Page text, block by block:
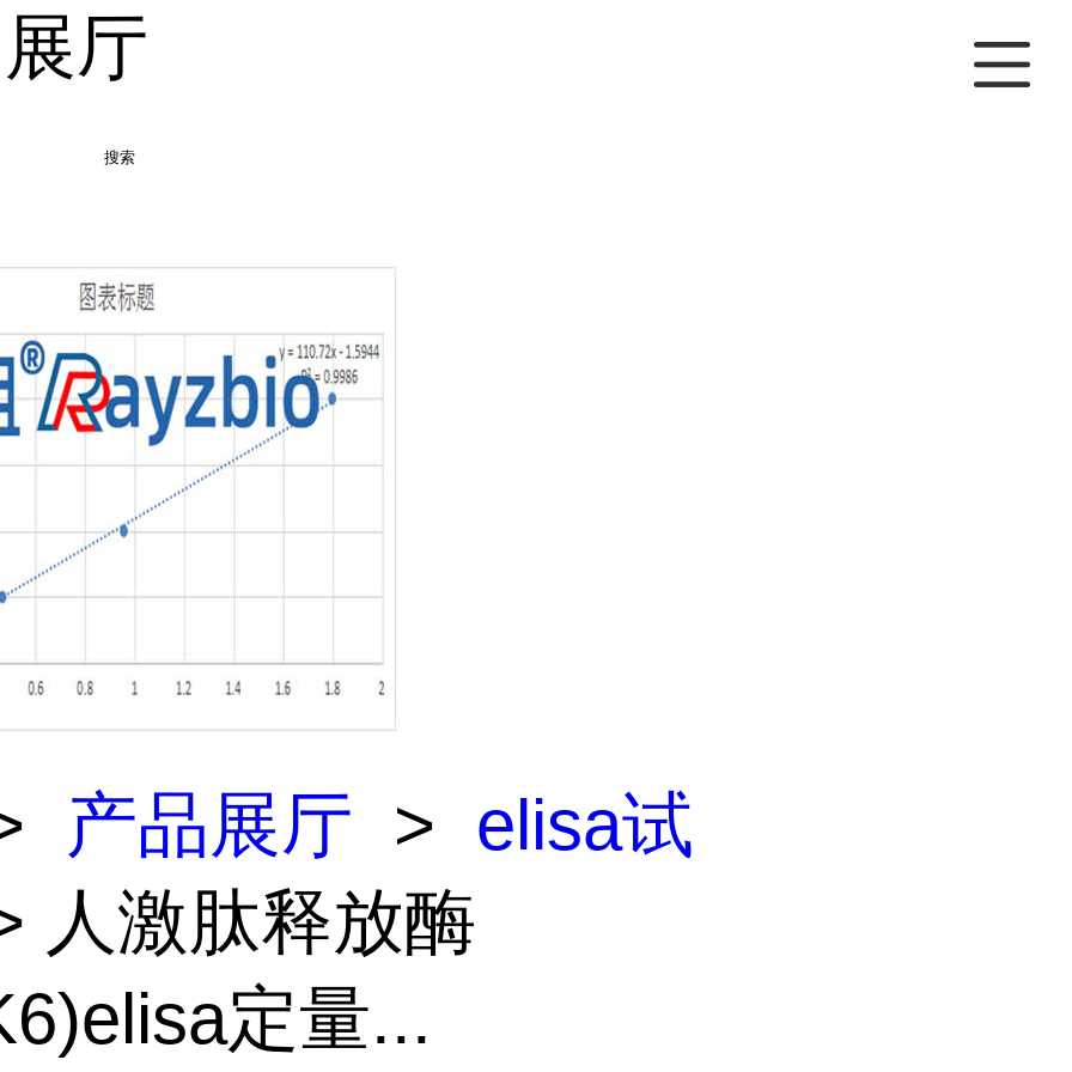
厅
搜索
产品展厅 > elisa试
人激肽释放酶
定量...